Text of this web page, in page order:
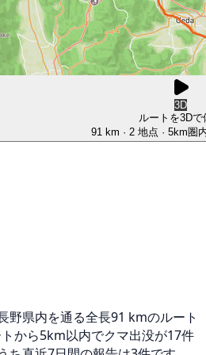
3D
ルートを3Dで
91 km · 2 地点 · 5km圏
野県内を通る全長91 kmのルート
から5km以内でクマ出没が17件